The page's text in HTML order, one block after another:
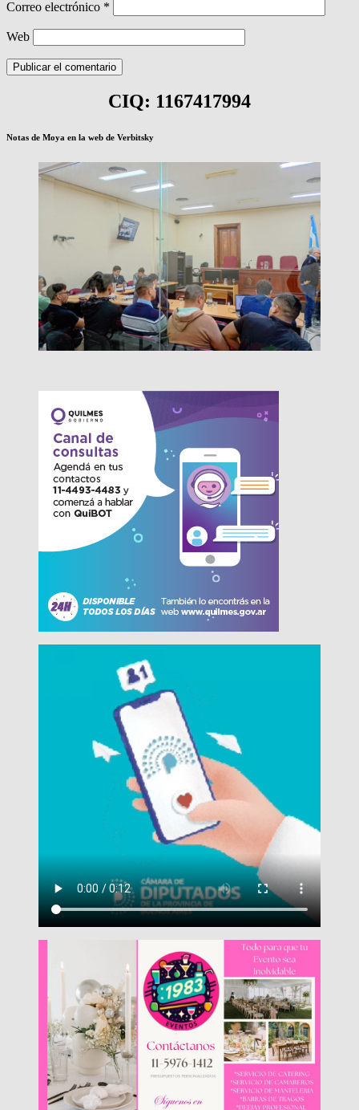
Correo electrónico *
Web
CIQ: 1167417994
Notas de Moya en la web de Verbitsky